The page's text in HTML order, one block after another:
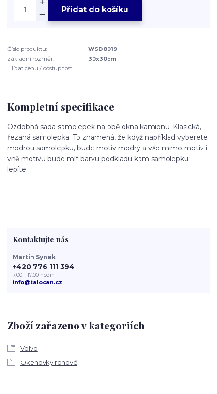
Přidat do košíku
Číslo produktu:
WSD8019
základní rozměr:
30x30cm
Hlídat cenu / dostupnost
Kompletní specifikace
Ozdobná sada samolepek na obě okna kamionu. Klasická,
řezaná samolepka. To znamená, že když například vyberete
modrou samolepku, bude motiv modrý a vše mimo motiv i
vně motivu bude mít barvu podkladu kam samolepku
lepíte.
Zboží zařazeno v kategoriích
Volvo
Okenovky rohové
Kontaktujte nás
Martin Synek
+420 776 111 394
7:00 - 17:00 hodin
info@talocan.cz